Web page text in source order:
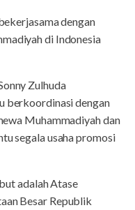
dengan
di Indonesia
Zulhuda
berkoordinasi dengan
Muhammadiyah dan
segala usaha promosi
adalah Atase
Besar Republik